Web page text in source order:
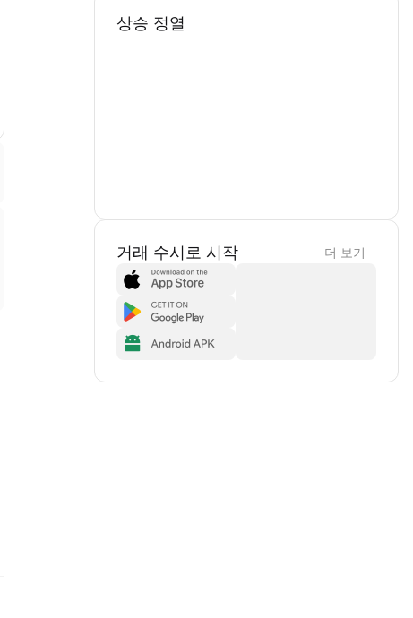
상승 정열
거래 수시로 시작 더 보기